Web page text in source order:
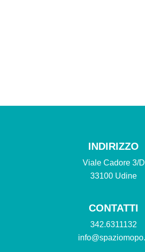
INDIRIZZO
Viale Cadore 3/D
33100 Udine
CONTATTI
342.6311132